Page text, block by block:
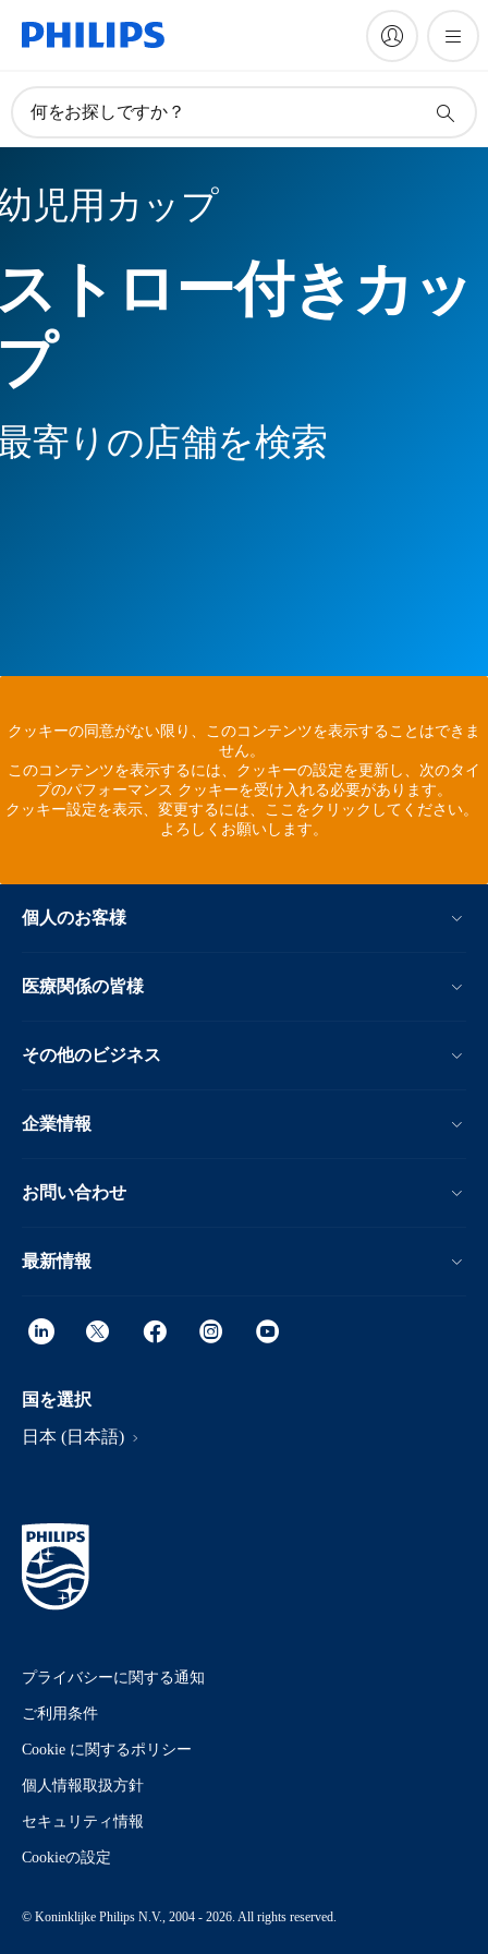
何をお探しですか？
児用カップ
トロー付きカッ
寄りの店舗を検索
クッキーの同意がない限り、このコンテンツを表示することはできま
せん。
このコンテンツを表示するには、クッキーの設定を更新し、次のタイ
プのパフォーマンス クッキーを受け入れる必要があります。
クッキー設定を表示、変更するには、ここをクリックしてください。
よろしくお願いします。
個人のお客様
医療関係の皆様
その他のビジネス
企業情報
お問い合わせ
最新情報
国を選択
日本 (日本語)
プライバシーに関する通知
ご利用条件
Cookie に関するポリシー
個人情報取扱方針
セキュリティ情報
Cookieの設定
© Koninklijke Philips N.V., 2004 - 2026. All rights reserved.